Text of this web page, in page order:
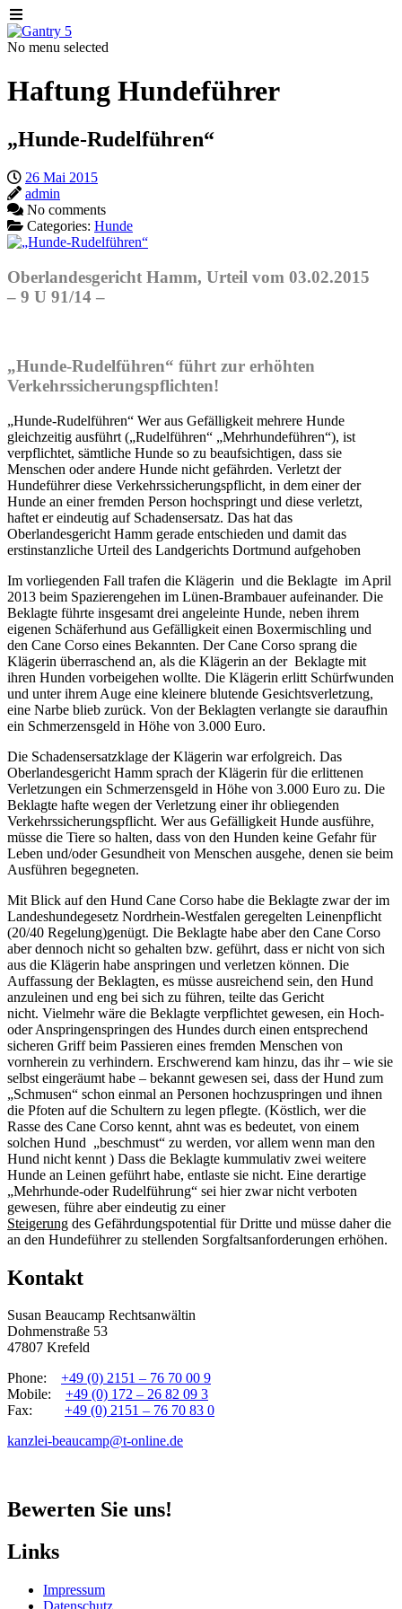
No menu selected
Haftung Hundeführer
„Hunde-Rudelführen“
26 Mai 2015
admin
No comments
Categories: Hunde
Oberlandesgericht Hamm, Urteil vom 03.02.2015
– 9 U 91/14 –
„Hunde-Rudelführen“ führt zur erhöhten
Verkehrssicherungspflichten!
„Hunde-Rudelführen“ Wer aus Gefälligkeit mehrere Hunde
gleichzeitig ausführt („Rudelführen“ „Mehrhundeführen“), ist
verpflichtet, sämtliche Hunde so zu beaufsichtigen, dass sie
Menschen oder andere Hunde nicht gefährden. Verletzt der
Hundeführer diese Verkehrs­sicherungs­pflicht, in dem einer der
Hunde an einer fremden Person hochspringt und diese verletzt,
haftet er eindeutig auf Schadensersatz. Das hat das
Oberlandesgericht Hamm gerade entschieden und damit das
erstinstanzliche Urteil des Landgerichts Dortmund aufgehoben
Im vorliegenden Fall trafen die Klägerin und die Beklagte im April
2013 beim Spazierengehen im Lünen-Brambauer aufeinander. Die
Beklagte führte insgesamt drei angeleinte Hunde, neben ihrem
eigenen Schäferhund aus Gefälligkeit einen Boxermischling und
den Cane Corso eines Bekannten. Der Cane Corso sprang die
Klägerin überraschend an, als die Klägerin an der Beklagte mit
ihren Hunden vorbeigehen wollte. Die Klägerin erlitt Schürfwunden
und unter ihrem Auge eine kleinere blutende Gesichtsverletzung,
eine Narbe blieb zurück. Von der Beklagten verlangte sie daraufhin
ein Schmerzensgeld in Höhe von 3.000 Euro.
Die Schadensersatzklage der Klägerin war erfolgreich. Das
Oberlandesgericht Hamm sprach der Klägerin für die erlittenen
Verletzungen ein Schmerzensgeld in Höhe von 3.000 Euro zu. Die
Beklagte hafte wegen der Verletzung einer ihr obliegenden
Verkehrssicherungspflicht. Wer aus Gefälligkeit Hunde ausführe,
müsse die Tiere so halten, dass von den Hunden keine Gefahr für
Leben und/oder Gesundheit von Menschen ausgehe, denen sie beim
Ausführen begegneten.
Mit Blick auf den Hund Cane Corso habe die Beklagte zwar der im
Landeshundegesetz Nordrhein-Westfalen geregelten Leinenpflicht
(20/40 Regelung)genügt. Die Beklagte habe aber den Cane Corso
aber dennoch nicht so gehalten bzw. geführt, dass er nicht von sich
aus die Klägerin habe anspringen und verletzen können. Die
Auffassung der Beklagten, es müsse ausreichend sein, den Hund
anzuleinen und eng bei sich zu führen, teilte das Gericht
nicht. Vielmehr wäre die Beklagte verpflichtet gewesen, ein Hoch-
oder Anspringenspringen des Hundes durch einen entsprechend
sicheren Griff beim Passieren eines fremden Menschen von
vornherein zu verhindern. Erschwerend kam hinzu, das ihr – wie sie
selbst eingeräumt habe – bekannt gewesen sei, dass der Hund zum
„Schmusen“ schon einmal an Personen hochzuspringen und ihnen
die Pfoten auf die Schultern zu legen pflegte. (Köstlich, wer die
Rasse des Cane Corso kennt, ahnt was es bedeutet, von einem
solchen Hund „beschmust“ zu werden, vor allem wenn man den
Hund nicht kennt ) Dass die Beklagte kummulativ zwei weitere
Hunde an Leinen geführt habe, entlaste sie nicht. Eine derartige
„Mehrhunde-oder Rudelführung“ sei hier zwar nicht verboten
gewesen, führe aber eindeutig zu einer
Steigerung des Gefährdungspotential für Dritte und müsse daher die
an den Hundeführer zu stellenden Sorgfaltsanforderungen erhöhen.
Kontakt
Susan Beaucamp Rechtsanwältin
Dohmenstraße 53
47807 Krefeld
Phone: +49 (0) 2151 – 76 70 00 9
Mobile: +49 (0) 172 – 26 82 09 3
Fax: +49 (0) 2151 – 76 70 83 0
kanzlei-beaucamp@t-online.de
Bewerten Sie uns!
Links
Impressum